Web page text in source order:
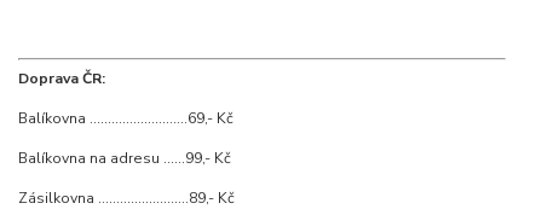
Doprava ČR:
Balíkovna ...........................69,- Kč
Balíkovna na adresu ......99,- Kč
Zásilkovna .........................89,- Kč